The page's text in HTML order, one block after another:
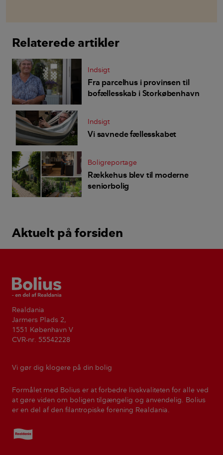
Relaterede artikler
Indsigt
Fra parcelhus i provinsen til
bofællesskab i Storkøbenhavn
Indsigt
Vi savnede fællesskabet
Boligreportage
Rækkehus blev til moderne
seniorbolig
Aktuelt på forsiden
Bolius
Realdania
Jarmers Plads 2,
1551 København V
CVR-nr. 55542228
Vi gør dig klogere på din bolig
Formålet med Bolius er at forbedre livskvaliteten for alle ved
at gøre viden om boligen tilgængelig og anvendelig. Bolius
er en del af den filantropiske forening Realdania.
Realdania